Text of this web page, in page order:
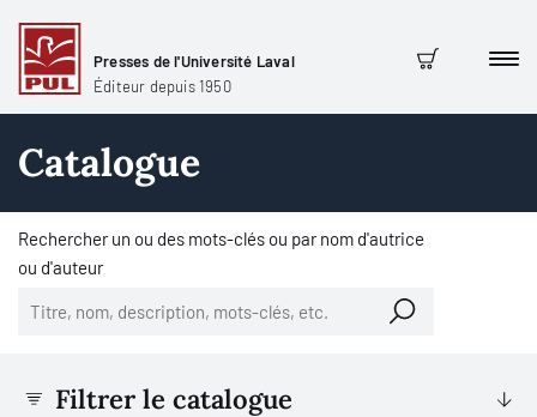
Presses de l'Université Laval
Éditeur depuis 1950
Panier
Catalogue
Rechercher un ou des mots-clés ou par nom d'autrice
ou d'auteur
Filtrer le catalogue